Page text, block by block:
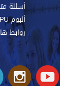
أسئلة
ألبوم SPU
روابط